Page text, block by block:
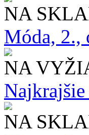
NA
Móda, 2.,
NA
NA